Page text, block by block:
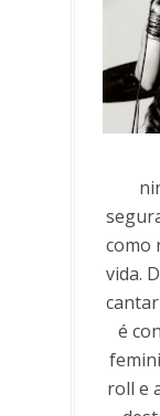
como
vida.
é
roll e